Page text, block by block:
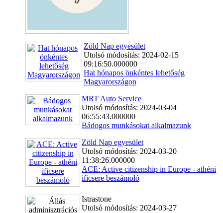
Zöld Nap egyesület
Utolsó módosítás: 2024-02-15
09:16:50.000000
Hat hónapos önkéntes lehetőség
Magyarországon
MRT Auto Service
Utolsó módosítás: 2024-03-04
06:55:43.000000
Bádogos munkásokat alkalmazunk
Zöld Nap egyesület
Utolsó módosítás: 2024-03-20
11:38:26.000000
ACE: Active citizenship in Europe - athéni
ificsere beszámoló
Istrastone
Utolsó módosítás: 2024-03-27